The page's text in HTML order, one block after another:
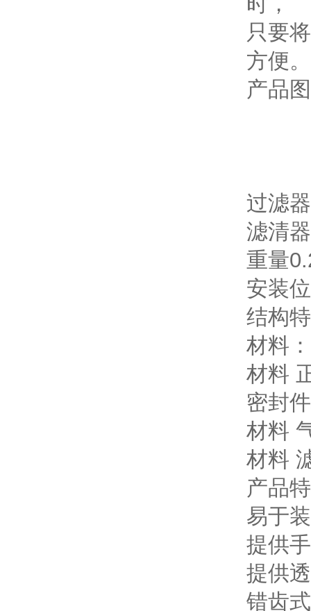
只要
方便。
产品
过滤
滤清
重量
安装
结构
材料
材料
密封
材料
材料
产品
易于
提供
提供
错齿